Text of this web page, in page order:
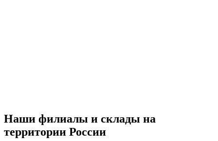
Наши филиалы и склады на
территории России